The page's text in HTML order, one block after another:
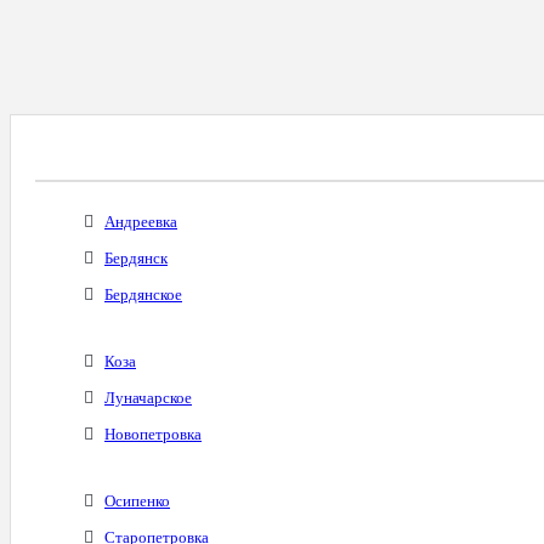
Андреевка
Бердянск
Бердянское
Коза
Луначарское
Новопетровка
Осипенко
Старопетровка